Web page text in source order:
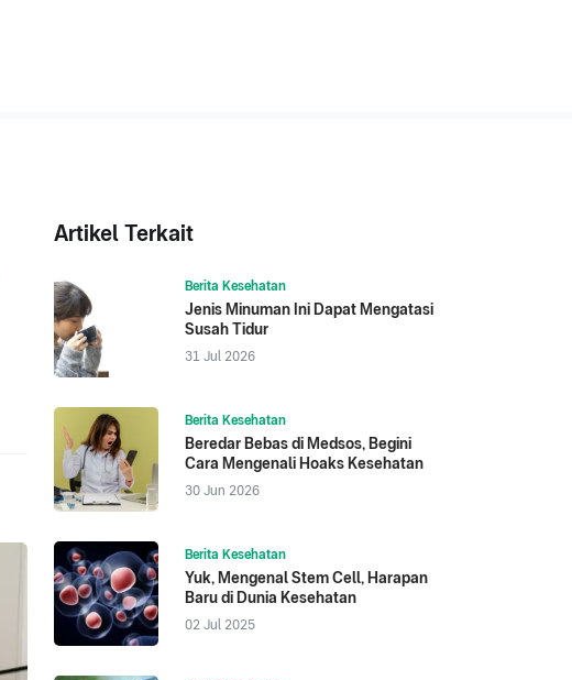
Artikel Terkait
Berita Kesehatan
Jenis Minuman Ini Dapat Mengatasi
Susah Tidur
31 Jul 2026
Berita Kesehatan
Beredar Bebas di Medsos, Begini
Cara Mengenali Hoaks Kesehatan
30 Jun 2026
Berita Kesehatan
Yuk, Mengenal Stem Cell, Harapan
Baru di Dunia Kesehatan
02 Jul 2025